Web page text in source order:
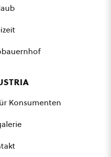
Konsumenten